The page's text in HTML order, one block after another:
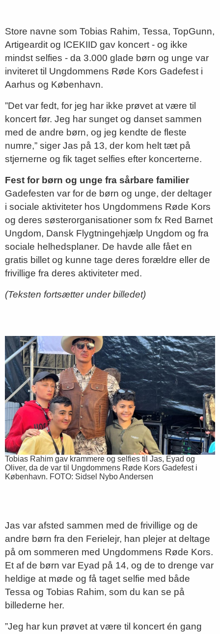
Store navne som Tobias Rahim, Tessa, TopGunn,
Artigeardit og ICEKIID gav koncert - og ikke
mindst selfies - da 3.000 glade børn og unge var
inviteret til Ungdommens Røde Kors Gadefest i
Aarhus og København.
”Det var fedt, for jeg har ikke prøvet at være til
koncert før. Jeg har sunget og danset sammen
med de andre børn, og jeg kendte de fleste
numre,” siger Jas på 13, der kom helt tæt på
stjernerne og fik taget selfies efter koncerterne.
Fest for børn og unge fra sårbare familier
Gadefesten var for de børn og unge, der deltager
i sociale aktiviteter hos Ungdommens Røde Kors
og deres søsterorganisationer som fx Red Barnet
Ungdom, Dansk Flygtningehjælp Ungdom og fra
sociale helhedsplaner. De havde alle fået en
gratis billet og kunne tage deres forældre eller de
frivillige fra deres aktiviteter med.
(Teksten fortsætter under billedet)
Tobias Rahim gav krammere og selfies til Jas, Eyad og
Oliver, da de var til Ungdommens Røde Kors Gadefest i
København. FOTO: Sidsel Nybo Andersen
Jas var afsted sammen med de frivillige og de
andre børn fra den Ferielejr, han plejer at deltage
på om sommeren med Ungdommens Røde Kors.
Et af de børn var Eyad på 14, og de to drenge var
heldige at møde og få taget selfie med både
Tessa og Tobias Rahim, som du kan se på
billederne her.
”Jeg har kun prøvet at være til koncert én gang